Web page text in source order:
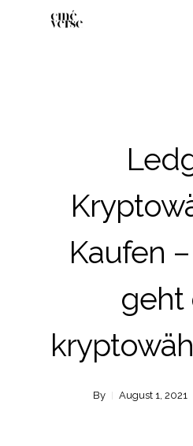
Kaufen
geht
By August 1, 2021